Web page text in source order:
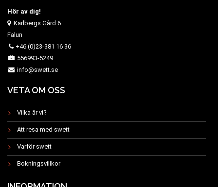
Hör av dig!
Karlbergs Gård 6
Falun
+46 (0)23-381 16 36
556993-5249
info@swett.se
VETA OM OSS
Vilka är vi?
Att resa med swett
Varför swett
Bokningsvillkor